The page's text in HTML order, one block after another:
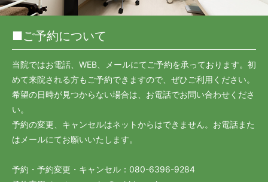
8月29日 （土) 休診
ご迷惑をおかけしますが、何卒よろしくお願いいたします。
■ご予約について
当院ではお電話、WEB、メールにてご予約を承っております。初
めて来院される方もご予約できますので、ぜひご利用ください。
希望の日時が見つからない場合は、お電話でお問い合わせくださ
い。
予約の変更、キャンセルはネットからはできません。お電話また
はメールにてお願いいたします。
予約・予約変更・キャンセル： 080-6396-9284